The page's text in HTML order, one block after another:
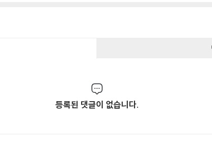
등록된 댓글이 없습니다.